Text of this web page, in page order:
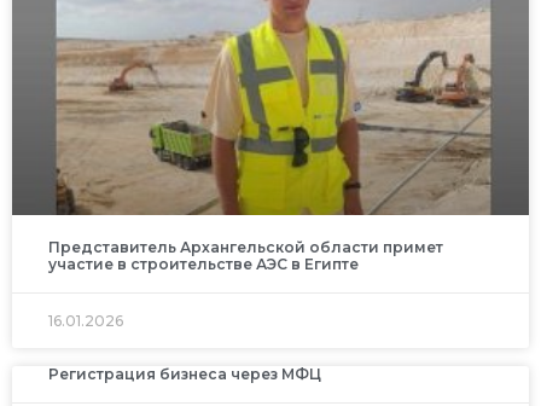
Представитель Архангельской области примет
участие в строительстве АЭС в Египте
16.01.2026
Регистрация бизнеса через МФЦ